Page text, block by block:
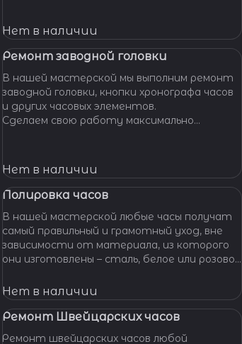
освежаем их внешний вид,
Нет в наличии
Ремонт заводной головки
В нашей мастерской мы выполним ремонт
заводной головки, кнопки хронографа часов
и других часовых элементов.
Сделаем свою работу максимально
Нет в наличии
Полировка часов
В нашей мастерской любые часы получат
самый правильный и грамотный уход, вне
зависимости от материала, из которого
они изготовлены – сталь, белое или розовое
специалисты отполируют практически
любой материал.
Нет в наличии
Ремонт Швейцарских часов
Ремонт швейцарских часов любой